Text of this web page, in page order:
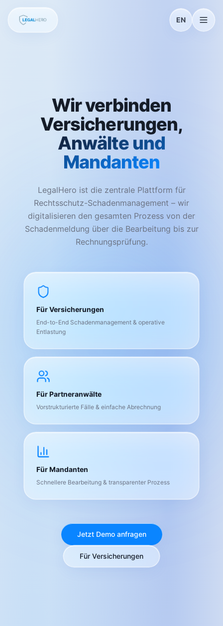
EN
Wir verbinden
Versicherungen,
Anwälte und
Mandanten
LegalHero ist die zentrale Plattform für
Rechtsschutz-Schadenmanagement – wir
digitalisieren den gesamten Prozess von der
Schadenmeldung über die Bearbeitung bis zur
Rechnungsprüfung.
Für Versicherungen
End-to-End Schadenmanagement & operative
Entlastung
Für Partneranwälte
Vorstrukturierte Fälle & einfache Abrechnung
Für Mandanten
Schnellere Bearbeitung & transparenter Prozess
Jetzt Demo anfragen
Für Versicherungen